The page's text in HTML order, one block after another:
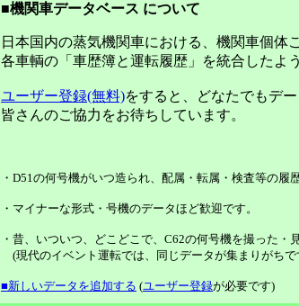
■機関車データベース について
日本国内の蒸気機関車における、機関車個体
各車輌の「車歴簿と運転履歴」を統合したよ
ユーザー登録(無料)をすると、どなたでもデ
皆さんのご協力をお待ちしています。
・D51の何号機がいつ造られ、配属・転属・検査等の
・マイナーな形式・号機のデータほど歓迎です。
・昔、いついつ、どこどこで、C62の何号機を撮った・
(現代のイベント運転では、同じデータが集まりがち
■新しいデータを追加する (ユーザー登録が必要です)